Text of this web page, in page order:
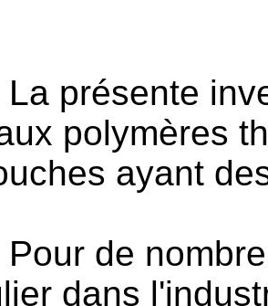
La présente
polymères
ayant
Pour de
dans